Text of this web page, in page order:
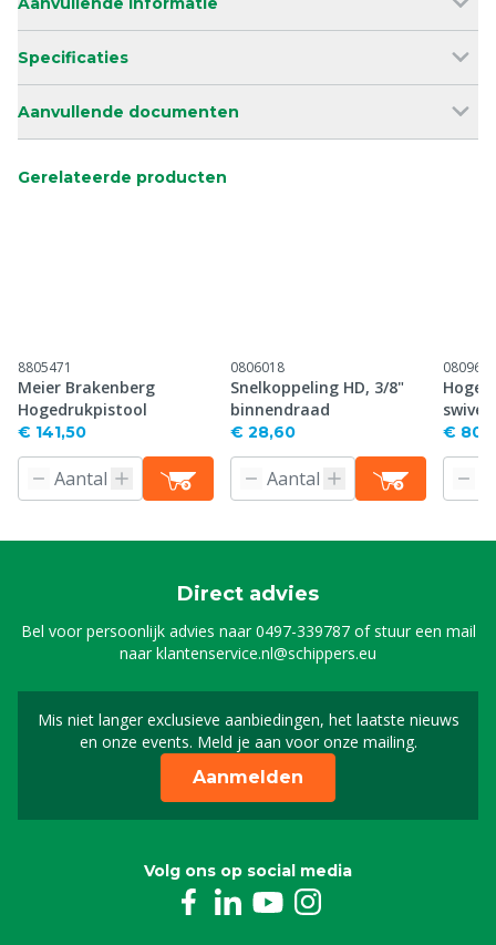
Specificaties
Aanvullende documenten
Gerelateerde producten
8805471
Meier Brakenberg
Hogedrukpistool
€ 141,50
0806018
Snelkoppeling HD, 3/8"
binnendraad
€ 28,60
0809600
swivel
€
Direct advies
Bel voor persoonlijk advies naar0497-339787of stuur een mail
naarklantenservice.nl@schippers.eu
Mis niet langer exclusieve aanbiedingen, het laatste nieuws
en onze events. Meld je aan voor onze mailing.
Schrijf je in voor onze
Aanmelden
Volg ons op social media